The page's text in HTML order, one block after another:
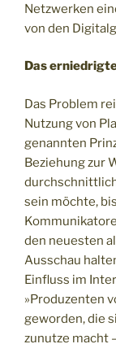
Netzwerken
von den
Das
Das Problem
Nutzung von
genannten
Beziehung zur
sein möchte,
den neuesten
Ausschau
Einfluss im
»Produzenten
geworden, die
zunutze macht